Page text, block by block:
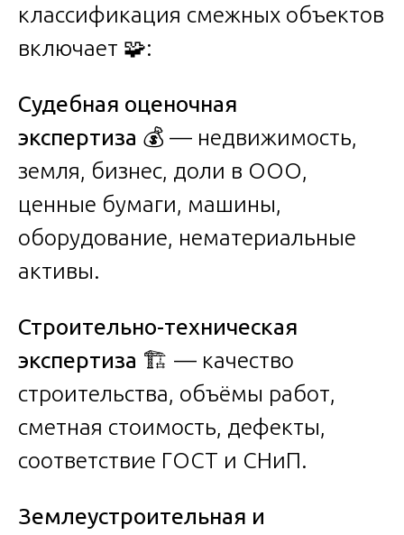
классификация смежных объектов
включает 🧩:
Судебная оценочная
экспертиза 💰 — недвижимость,
земля, бизнес, доли в ООО,
ценные бумаги, машины,
оборудование, нематериальные
активы.
Строительно-техническая
экспертиза 🏗️ — качество
строительства, объёмы работ,
сметная стоимость, дефекты,
соответствие ГОСТ и СНиП.
Землеустроительная и